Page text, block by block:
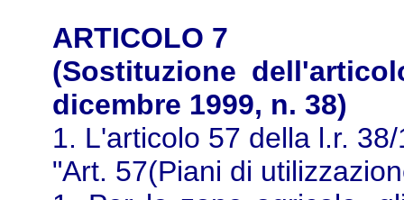
ARTICOLO 7
(Sostituzione
dicembre 1999, n. 38)
1. L'articolo 57 della l.r.
"Art. 57(Piani di